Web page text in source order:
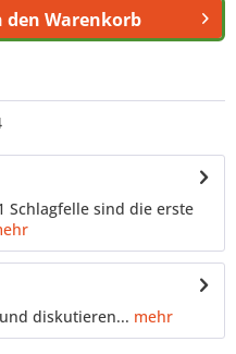
den Warenkorb
Schlagfelle sind die erste
diskutieren... mehr